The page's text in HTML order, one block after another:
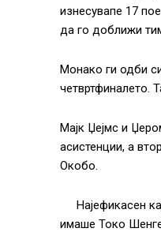
изнесувапе 17
да го доближи
Монако ги одби
четвртфиналето.
Мајк Џејмс и
асистенции, а
Окобо.
Најефикасен
имаше Токо